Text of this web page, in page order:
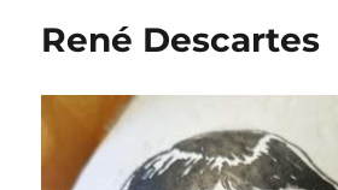
René Descartes